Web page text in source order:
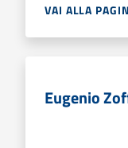
VAI ALLA
Eugenio